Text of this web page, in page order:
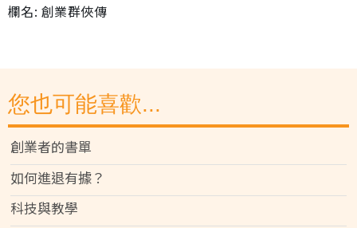
欄名: 創業群俠傳
您也可能喜歡...
創業者的書單
如何進退有據？
科技與教學